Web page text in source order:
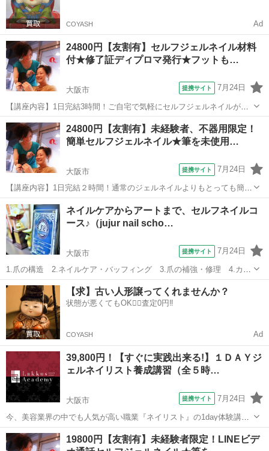
COYASH Ad
24800円【友割有】セルフジェルネイル材料
付★修了証ディプロマ発行★フットも…
大阪市 提携サイト 7月24日
【講座内容】1日完結3時間！ご自宅で気軽にセルフジェルネイルが楽
しめるようになるレッスンです。デザインは特に指定が無ければ、初
心者の方でも簡単なラメグラデーションを予定していますがご希望に
応じて他のデザインへの変更応相談！（...
大阪 大阪市 ネイル
24800円【友割有】未経験者、不器用限定！
簡単セルフジェルネイル★筆を未使用…
大阪市 提携サイト 7月24日
【講座内容】1日完結２時間！通常のジェルネイルよりもとっても簡単
にご自宅でセルフジェルネイルが楽しめるようになるレッスンです。
デザインは決まったチップタイプのジェルからお選びください。未経
験、初心者、不器用、中高年の方向けの...
大阪 大阪市 ネイル
ネイルケアからアートまで、セルフネイルコ
ース♪（jujur nail scho…
大阪市 提携サイト 7月24日
1.爪の構造 2.ネイルケア・バッフィング 3.爪の補強・修理 4.カラ
ーリング 5.アート(フレンチ・マーブル・グラデーション・ペイント
etc.) 6.オリジナルチップetc. セルフネイルコースでは、爪の整え
方、甘皮の...
大阪 大阪市 ネイル
【求】古い人形譲ってくれませんか？
状態が悪くてもOK🙆‍♀️査定0円‼️
COYASH Ad
39,800円！【すぐに実践出来る!】１ＤＡＹジ
ェルネイリスト養成講習（全５時…
大阪市 提携サイト 7月24日
今、美容業界の中でも人気が高い職業『ネイリスト』の1day体験講習
になります。簡単なジェネルネイルの知識と自宅でできるセルフネイ
ルをお教えいたします。基本的には実技メインの講習ですので、すぐ
大阪 大阪市 ネイル
19800円【友割有】未経験者限定！LINEビデ